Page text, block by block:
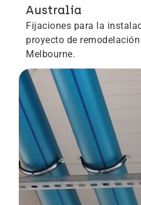
Australia
Fijaciones para la
proyecto de
Melbourne.